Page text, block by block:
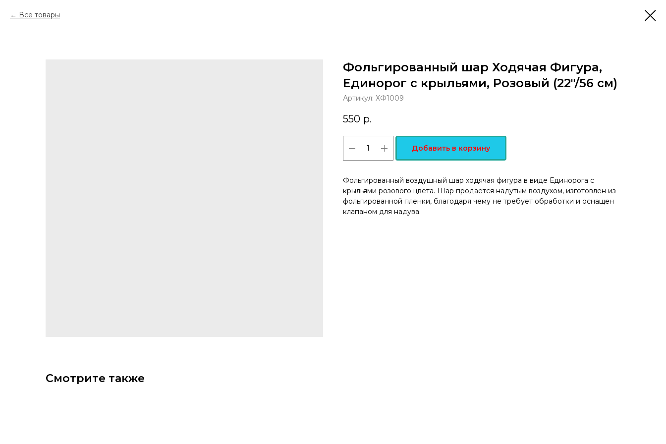
Все товары
Фольгированный шар Ходячая Фигура,
Единорог с крыльями, Розовый (22"/56 см)
Артикул: ХФ1009
550 р.
Добавить в корзину
Фольгированный воздушный шар ходячая фигура в виде Единорога с
крыльями розового цвета. Шар продается надутым воздухом, изготовлен из
фольгированной пленки, благодаря чему не требует обработки и оснащен
клапаном для надува.
Смотрите также